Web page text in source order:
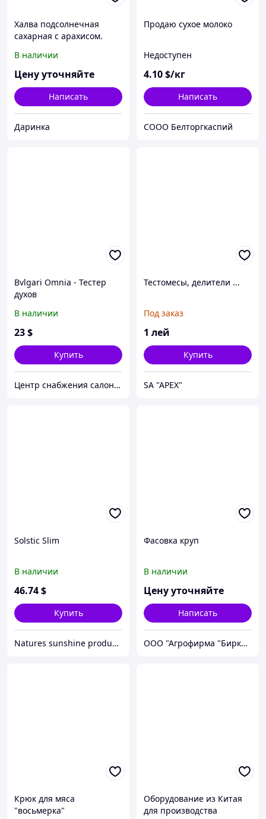
Халва подсолнечная
сахарная с арахисом.
В наличии
Цену уточняйте
Написать
Даринка
Продаю сухое молоко
Недоступен
4.10$/кг
Написать
СООО Белторгкаспий
Bvlgari Omnia - Тестер
духов
В наличии
23$
Купить
Центр снабжения салонов красоты DenIC
Тестомесы, делители ...
Под заказ
1 лей
Купить
SA "APEX"
Solstic Slim
В наличии
46.74$
Купить
Natures sunshine products
Фасовка круп
В наличии
Цену уточняйте
Написать
ООО "Агрофирма "Биркофф"
Крюк для мяса
"восьмерка"
Оборудование из Китая
для производства